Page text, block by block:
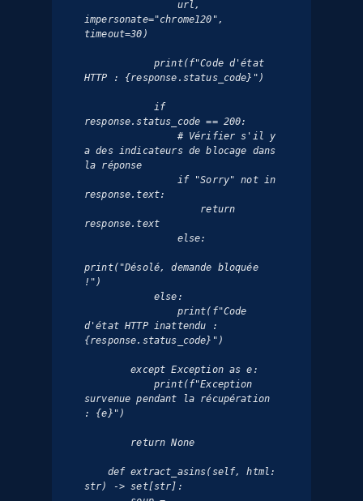
impersonate="chrome120",
timeout=30)
HTTP : {response.status_code}")
response.status_code == 200:
a des indicateurs de blocage dans
la réponse
response.text:
response.text
print("Désolé, demande bloquée
!")
d'état HTTP inattendu :
{response.status_code}")
        except Exception as e:
survenue pendant la récupération
: {e}")
str) -> set[str]: